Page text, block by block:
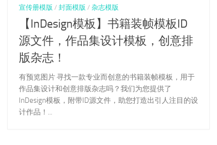
宣传册模版 / 封面模版 / 杂志模版
【InDesign模板】书籍装帧模板ID
源文件，作品集设计模板，创意排
版杂志！
有预览图片 寻找一款专业而创意的书籍装帧模板，用于
作品集设计和创意排版杂志吗？我们为您提供了
InDesign模板，附带ID源文件，助您打造出引人注目的设
计作品！...